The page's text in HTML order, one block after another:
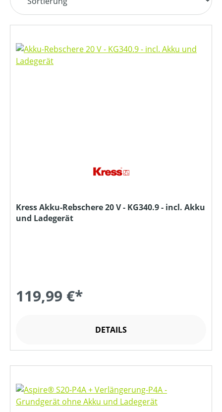
Kress Akku-Rebschere 20 V - KG340.9 - incl. Akku
und Ladegerät
119,99 €*
DETAILS